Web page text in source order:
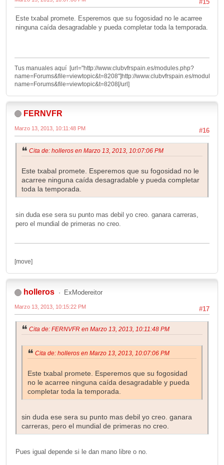
#15
Este txabal promete. Esperemos que su fogosidad no le acarree
ninguna caída desagradable y pueda completar toda la temporada.
Tus manuales aquí [url="http://www.clubvfrspain.es/modules.php?
name=Forums&file=viewtopic&t=8208"]http://www.clubvfrspain.es/
name=Forums&file=viewtopic&t=8208[/url]
FERNVFR
#16
Marzo 13, 2013, 10:11:48 PM
Cita de: holleros en Marzo 13, 2013, 10:07:06 PM
Este txabal promete. Esperemos que su fogosidad no le
acarree ninguna caída desagradable y pueda completar
toda la temporada.
sin duda ese sera su punto mas debil yo creo. ganara carreras,
pero el mundial de primeras no creo.
[move]
holleros ExModereitor
#17
Marzo 13, 2013, 10:15:22 PM
Cita de: FERNVFR en Marzo 13, 2013, 10:11:48 PM
Cita de: holleros en Marzo 13, 2013, 10:07:06 PM
Este txabal promete. Esperemos que su fogosidad
no le acarree ninguna caída desagradable y pueda
completar toda la temporada.
sin duda ese sera su punto mas debil yo creo. ganara
carreras, pero el mundial de primeras no creo.
Pues igual depende si le dan mano libre o no.